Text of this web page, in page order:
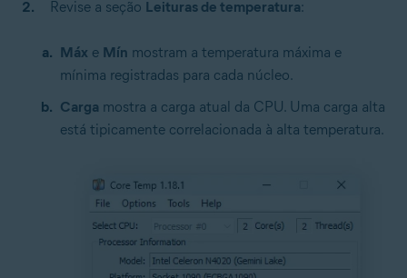
Revise a seção Leituras de temperatura:
Máx e Mín mostram a temperatura máxima e
mínima registradas para cada núcleo.
Carga mostra a carga atual da CPU. Uma carga alta
está tipicamente correlacionada à alta temperatura.